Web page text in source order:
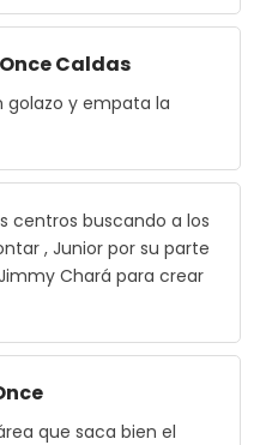
Once Caldas
golazo y empata la
centros buscando a los
, Junior por su parte
Chará para crear
que saca bien el